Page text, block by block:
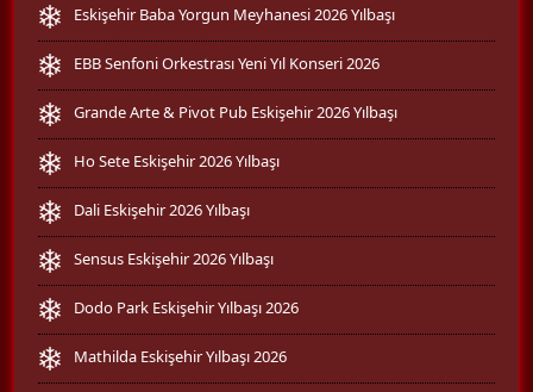
Eskişehir Baba Yorgun Meyhanesi 2026 Yılbaşı
EBB Senfoni Orkestrası Yeni Yıl Konseri 2026
Grande Arte & Pivot Pub Eskişehir 2026 Yılbaşı
Ho Sete Eskişehir 2026 Yılbaşı
Dali Eskişehir 2026 Yılbaşı
Sensus Eskişehir 2026 Yılbaşı
Dodo Park Eskişehir Yılbaşı 2026
Mathilda Eskişehir Yılbaşı 2026